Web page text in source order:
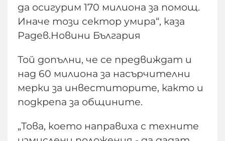
да осигурим 170 милиона за помощ.
Иначе този сектор умира“, каза
Радев.Новини България
Той допълни, че се предвиждат и
над 60 милиона за насърчителни
мерки за инвеститорите, както и
подкрепа за общините.
„Това, което направиха с техните